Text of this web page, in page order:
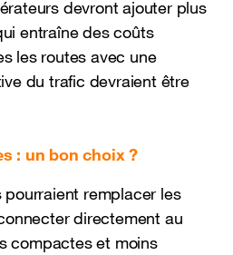
devront ajouter plus
entraîne des coûts
les routes avec une
du trafic devraient être
: un bon choix ?
remplacer les
directement au
compactes et moins